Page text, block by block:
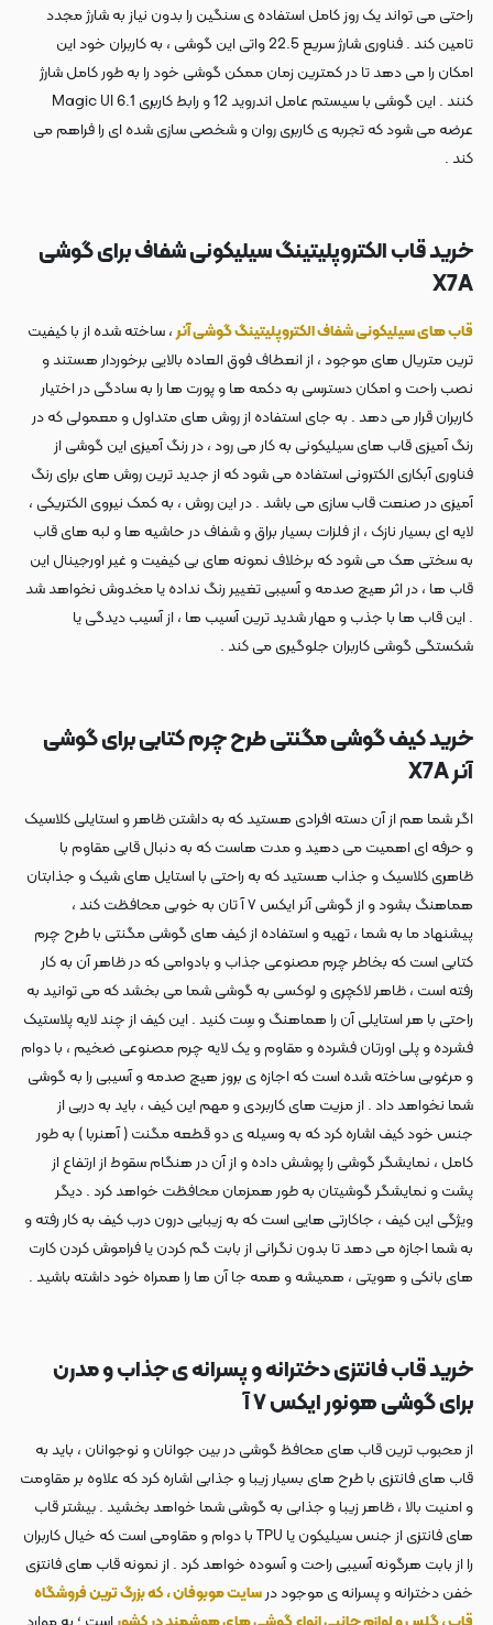
راحتی می تواند یک روز کامل استفاده ی سنگین را بدون نیاز به شارژ مجدد
تامین کند . فناوری شارژ سریع 22.5 واتی این گوشی ، به کاربران خود این
امکان را می دهد تا در کمترین زمان ممکن گوشی خود را به طور کامل شارژ
کنند . این گوشی با سیستم عامل اندروید 12 و رابط کاربری Magic UI 6.1
عرضه می شود که تجربه ی کاربری روان و شخصی سازی شده ای را فراهم می
کند .
خرید قاب الکتروپلیتینگ سیلیکونی شفاف برای گوشی
X7A
قاب های سیلیکونی شفاف الکتروپلیتینگ گوشی آنر، ساخته شده از با کیفیت
ترین متریال های موجود ، از انعطاف فوق العاده بالایی برخوردار هستند و
نصب راحت و امکان دسترسی به دکمه ها و پورت ها را به سادگی در اختیار
کاربران قرار می دهد . به جای استفاده از روش های متداول و معمولی که در
رنگ آمیزی قاب های سیلیکونی به کار می رود ، در رنگ آمیزی این گوشی از
فناوری آبکاری الکترونی استفاده می شود که از جدید ترین روش های برای رنگ
آمیزی در صنعت قاب سازی می باشد . در این روش ، به کمک نیروی الکتریکی ،
لایه ای بسیار نازک ، از فلزات بسیار براق و شفاف در حاشیه ها و لبه های قاب
به سختی هک می شود که برخلاف نمونه های بی کیفیت و غیر اورجینال این
قاب ها ، در اثر هیچ صدمه و آسیبی تغییر رنگ نداده یا مخدوش نخواهد شد
. این قاب ها با جذب و مهار شدید ترین آسیب ها ، از آسیب دیدگی یا
شکستگی گوشی کاربران جلوگیری می کند .
خرید کیف گوشی مگنتی طرح چرم کتابی برای گوشی
آنر X7A
اگر شما هم از آن دسته افرادی هستید که به داشتن ظاهر و استایلی کلاسیک
و حرفه ای اهمیت می دهید و مدت هاست که به دنبال قابی مقاوم با
ظاهری کلاسیک و جذاب هستید که به راحتی با استایل های شیک و جذابتان
هماهنگ بشود و از گوشی آنر ایکس ۷ آ تان به خوبی محافظت کند ،
پیشنهاد ما به شما ، تهیه و استفاده از کیف های گوشی مگنتی با طرح چرم
کتابی است که بخاطر چرم مصنوعی جذاب و بادوامی که در ظاهر آن به کار
رفته است ، ظاهر لاکچری و لوکسی به گوشی شما می بخشد که می توانید به
راحتی با هر استایلی آن را هماهنگ و سِت کنید . این کیف از چند لایه پلاستیک
فشرده و پلی اورتان فشرده و مقاوم و یک لایه چرم مصنوعی ضخیم ، با دوام
و مرغوبی ساخته شده است که اجازه ی بروز هیچ صدمه و آسیبی را به گوشی
شما نخواهد داد . از مزیت های کاربردی و مهم این کیف ، باید به دربی از
جنس خود کیف اشاره کرد که به وسیله ی دو قطعه مگنت ( آهنربا ) به طور
کامل ، نمایشگر گوشی را پوشش داده و از آن در هنگام سقوط از ارتفاع از
پشت و نمایشگر گوشیتان به طور همزمان محافظت خواهد کرد . دیگر
ویژگی این کیف ، جاکارتی هایی است که به زیبایی درون درب کیف به کار رفته و
به شما اجازه می دهد تا بدون نگرانی از بابت گم کردن یا فراموش کردن کارت
های بانکی و هویتی ، همیشه و همه جا آن ها را همراه خود داشته باشید .
خرید قاب فانتزی دخترانه و پسرانه ی جذاب و مدرن
برای گوشی هونور ایکس ۷ آ
از محبوب ترین قاب های محافظ گوشی در بین جوانان و نوجوانان ، باید به
قاب های فانتزی با طرح های بسیار زیبا و جذابی اشاره کرد که علاوه بر مقاومت
و امنیت بالا ، ظاهر زیبا و جذابی به گوشی شما خواهد بخشید . بیشتر قاب
های فانتزی از جنس سیلیکون یا TPU با دوام و مقاومی است که خیال کاربران
را از بابت هرگونه آسیبی راحت و آسوده خواهد کرد . از نمونه قاب های فانتزی
خفن دخترانه و پسرانه ی موجود درسایت موبوفان ، که بزرگ ترین فروشگاه